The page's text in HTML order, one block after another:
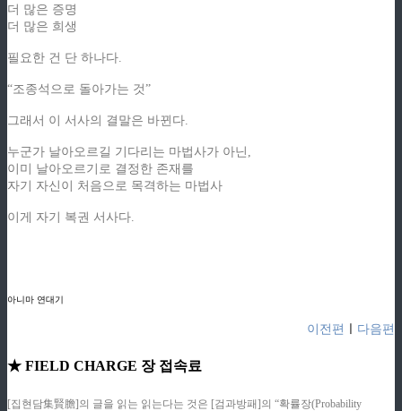
더 많은 증명
더 많은 희생
필요한 건 단 하나다.
“조종석으로 돌아가는 것”
그래서 이 서사의 결말은 바뀐다.
누군가 날아오르길 기다리는 마법사가 아닌,
이미 날아오르기로 결정한 존재를
자기 자신이 처음으로 목격하는 마법사
이게 자기 복권 서사다.
아니마 연대기
이전편 다음편
★ FIELD CHARGE 장 접속료
[집현담集賢膽]의 글을 읽는 읽는다는 것은 [검과방패]의 “확률장(Probability